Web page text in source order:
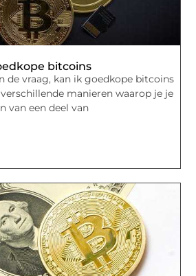
bitcoins
de vraag, kan ik goedkope bitcoins
manieren waarop je je
van een deel van